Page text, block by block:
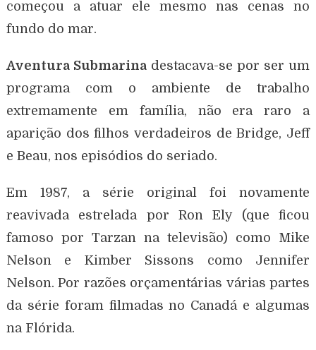
começou a atuar ele mesmo nas cenas no
fundo do mar.
Aventura Submarinadestacava-se por ser um
programa com o ambiente de trabalho
extremamente em família, não era raro a
aparição dos filhos verdadeiros de Bridge, Jeff
e Beau, nos episódios do seriado.
Em 1987, a série original foi novamente
reavivada estrelada por Ron Ely (que ficou
famoso por Tarzan na televisão) como Mike
Nelson e Kimber Sissons como Jennifer
Nelson. Por razões orçamentárias várias partes
da série foram filmadas no Canadá e algumas
na Flórida.